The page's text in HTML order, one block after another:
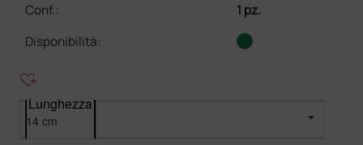
Conf.:
1 pz.
Disponibilità:
heart_plus
Lunghezza